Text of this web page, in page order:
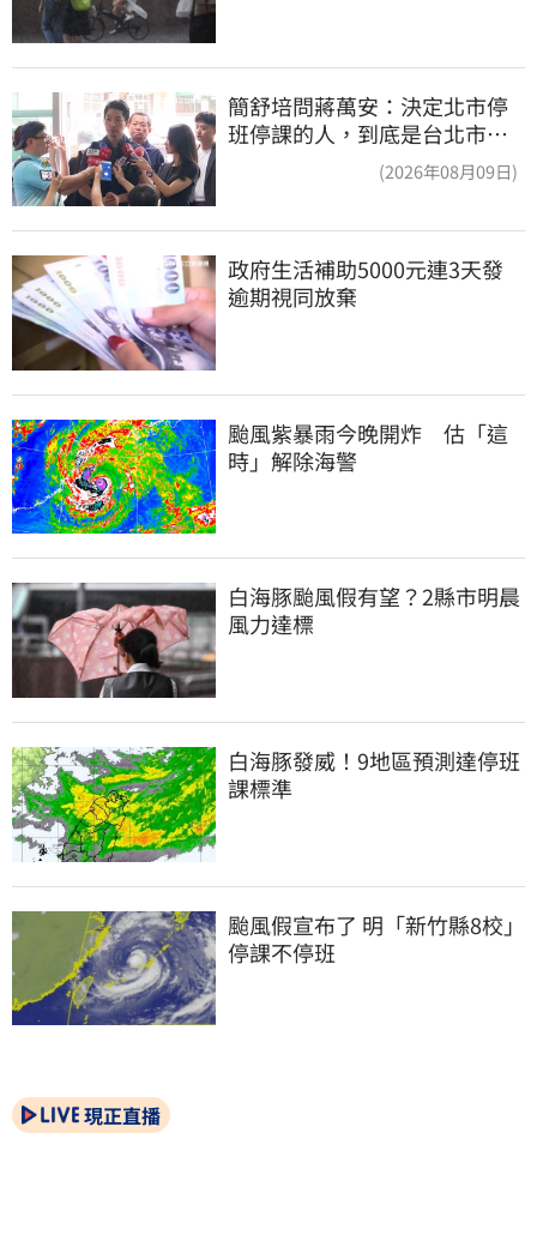
簡舒培問蔣萬安：決定北市停
班停課的人，到底是台北市
長，還是氣象署？(2026年08月09日)
政府生活補助5000元連3天發
逾期視同放棄
颱風紫暴雨今晚開炸　估「這
時」解除海警
白海豚颱風假有望？2縣市明晨
風力達標
白海豚發威！9地區預測達停班
課標準
颱風假宣布了 明「新竹縣8校」
停課不停班
現正直播